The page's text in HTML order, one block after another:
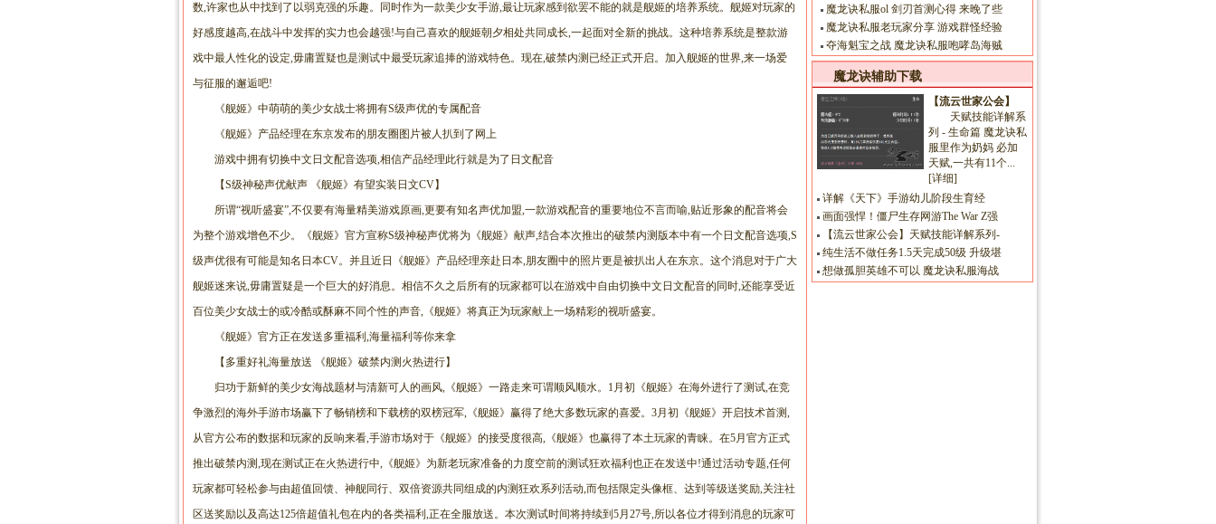
数,许家也从中找到了以弱克强的乐趣。同时作为一款美少女手游,最让玩家感到欲罢不能的就是舰姬的培养系统。舰姬对玩家的
好感度越高,在战斗中发挥的实力也会越强!与自己喜欢的舰姬朝夕相处共同成长,一起面对全新的挑战。这种培养系统是整款游
戏中最人性化的设定,毋庸置疑也是测试中最受玩家追捧的游戏特色。现在,破禁内测已经正式开启。加入舰姬的世界,来一场爱
与征服的邂逅吧!
《舰姬》中萌萌的美少女战士将拥有S级声优的专属配音
《舰姬》产品经理在东京发布的朋友圈图片被人扒到了网上
游戏中拥有切换中文日文配音选项,相信产品经理此行就是为了日文配音
【S级神秘声优献声 《舰姬》有望实装日文CV】
所谓“视听盛宴”,不仅要有海量精美游戏原画,更要有知名声优加盟,一款游戏配音的重要地位不言而喻,贴近形象的配音将会
为整个游戏增色不少。《舰姬》官方宣称S级神秘声优将为《舰姬》献声,结合本次推出的破禁内测版本中有一个日文配音选项,S
级声优很有可能是知名日本CV。并且近日《舰姬》产品经理亲赴日本,朋友圈中的照片更是被扒出人在东京。这个消息对于广大
舰姬迷来说,毋庸置疑是一个巨大的好消息。相信不久之后所有的玩家都可以在游戏中自由切换中文日文配音的同时,还能享受近
百位美少女战士的或冷酷或酥麻不同个性的声音,《舰姬》将真正为玩家献上一场精彩的视听盛宴。
《舰姬》官方正在发送多重福利,海量福利等你来拿
【多重好礼海量放送 《舰姬》破禁内测火热进行】
归功于新鲜的美少女海战题材与清新可人的画风,《舰姬》一路走来可谓顺风顺水。1月初《舰姬》在海外进行了测试,在竞
争激烈的海外手游市场赢下了畅销榜和下载榜的双榜冠军,《舰姬》赢得了绝大多数玩家的喜爱。3月初《舰姬》开启技术首测,
从官方公布的数据和玩家的反响来看,手游市场对于《舰姬》的接受度很高,《舰姬》也赢得了本土玩家的青睐。在5月官方正式
推出破禁内测,现在测试正在火热进行中,《舰姬》为新老玩家准备的力度空前的测试狂欢福利也正在发送中!通过活动专题,任何
玩家都可轻松参与由超值回馈、神舰同行、双倍资源共同组成的内测狂欢系列活动,而包括限定头像框、达到等级送奖励,关注社
区送奖励以及高达125倍超值礼包在内的各类福利,正在全服放送。本次测试时间将持续到5月27号,所以各位才得到消息的玩家可
魔龙诀私服ol 剑刃首测心得 来晚了些
魔龙诀私服老玩家分享 游戏群怪经验
夺海魁宝之战 魔龙诀私服咆哮岛海贼
魔龙诀辅助下载
【流云世家公会】
天赋技能详解系
列 - 生命篇 魔龙诀私
服里作为奶妈 必加
天赋,一共有11个...
[详细]
详解《天下》手游幼儿阶段生育经
画面强悍！僵尸生存网游The War Z强
【流云世家公会】天赋技能详解系列-
纯生活不做任务1.5天完成50级 升级堪
想做孤胆英雄不可以 魔龙诀私服海战